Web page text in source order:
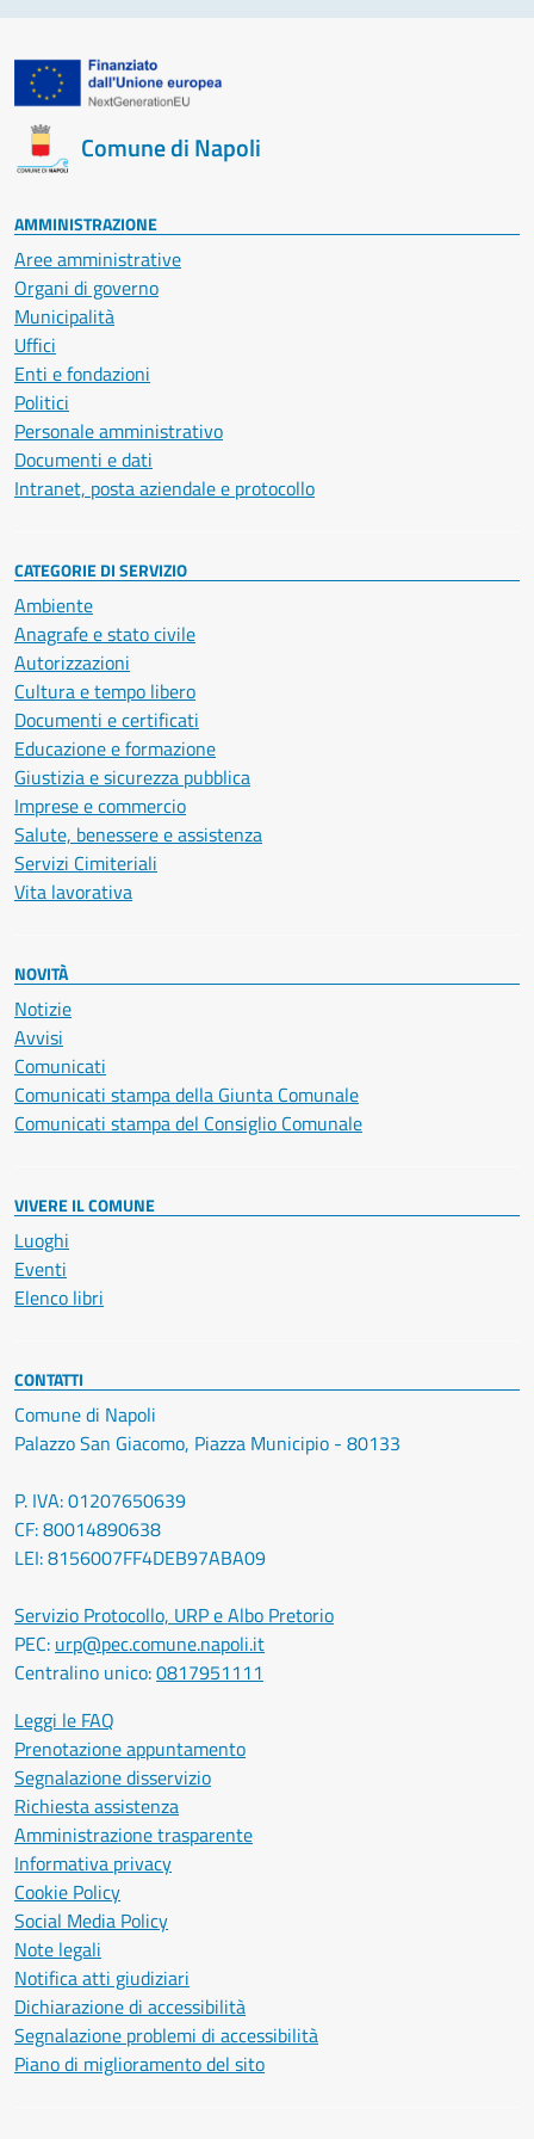
Comune di Napoli
AMMINISTRAZIONE
Aree amministrative
Organi di governo
Municipalità
Uffici
Enti e fondazioni
Politici
Personale amministrativo
Documenti e dati
Intranet, posta aziendale e protocollo
CATEGORIE DI SERVIZIO
Ambiente
Anagrafe e stato civile
Autorizzazioni
Cultura e tempo libero
Documenti e certificati
Educazione e formazione
Giustizia e sicurezza pubblica
Imprese e commercio
Salute, benessere e assistenza
Servizi Cimiteriali
Vita lavorativa
NOVITÀ
Notizie
Avvisi
Comunicati
Comunicati stampa della Giunta Comunale
Comunicati stampa del Consiglio Comunale
VIVERE IL COMUNE
Luoghi
Eventi
Elenco libri
CONTATTI
Comune di Napoli
Palazzo San Giacomo, Piazza Municipio - 80133
P. IVA: 01207650639
CF: 80014890638
LEI: 8156007FF4DEB97ABA09
Servizio Protocollo, URP e Albo Pretorio
PEC: urp@pec.comune.napoli.it
Centralino unico:0817951111
Leggi le FAQ
Prenotazione appuntamento
Segnalazione disservizio
Richiesta assistenza
Amministrazione trasparente
Informativa privacy
Cookie Policy
Social Media Policy
Note legali
Notifica atti giudiziari
Dichiarazione di accessibilità
Segnalazione problemi di accessibilità
Piano di miglioramento del sito